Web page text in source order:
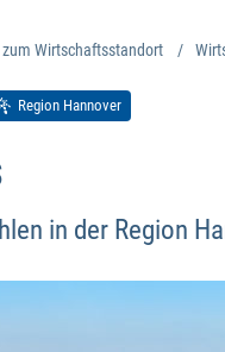
Wirtschaftsstandort
Region Hannover
in der Region